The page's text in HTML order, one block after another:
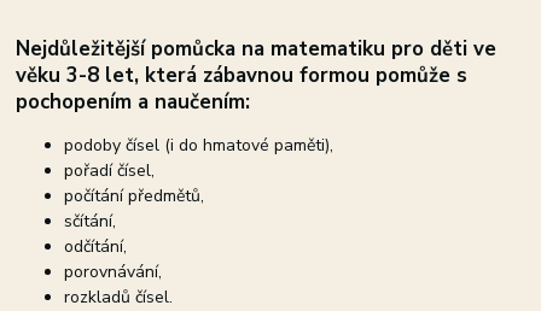
Nejdůležitější pomůcka na matematiku pro děti ve
věku 3-8 let, která zábavnou formou pomůže s
pochopením a naučením:
podoby čísel (i do hmatové paměti),
pořadí čísel,
počítání předmětů,
sčítání,
odčítání,
porovnávání,
rozkladů čísel.